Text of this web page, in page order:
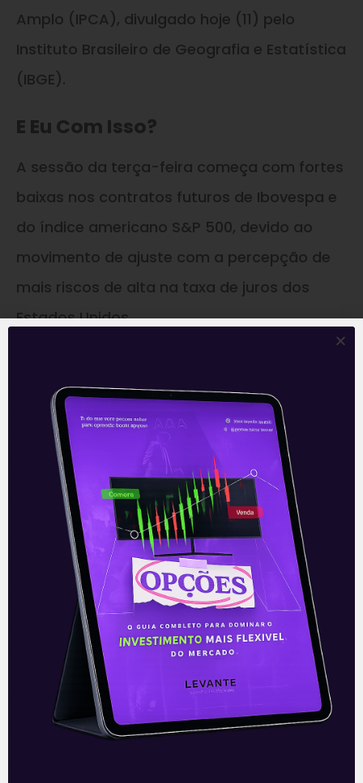
Amplo (IPCA), divulgado hoje (11) pelo
Instituto Brasileiro de Geografia e Estatística
(IBGE).
E Eu Com Isso?
A sessão da terça-feira começa com fortes
baixas nos contratos futuros de Ibovespa e
do índice americano S&P 500, devido ao
movimento de ajuste com a percepção de
mais riscos de alta na taxa de juros dos
Estados Unidos.
Este conteúdo faz parte da nossa
Newsletter‘E Eu Com Isso’
Para ficar por dentro do universo dos
investimentos de maneira prática,
clique abaixo einscreva-se
gratuitamente!